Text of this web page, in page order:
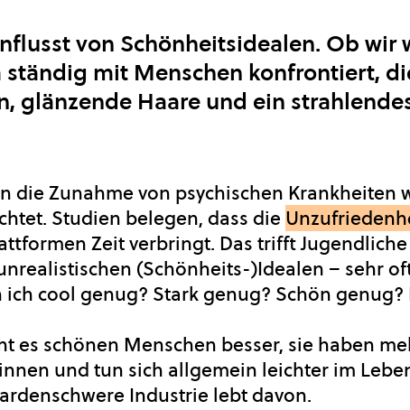
von Schönheitsidealen. Ob
mit Menschen konfrontiert,
glänzende Haare und ein
die Zunahme von psychischen Krankheiten
Studien belegen, dass die
Zeit verbringt. Das trifft
(Schönheits-)Idealen – sehr
cool genug? Stark genug? Schön
es schönen Menschen besser, sie haben
und tun sich allgemein leichter im
Industrie lebt davon.